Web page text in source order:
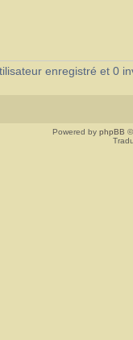
enregistré et 0
Powered by phpBB